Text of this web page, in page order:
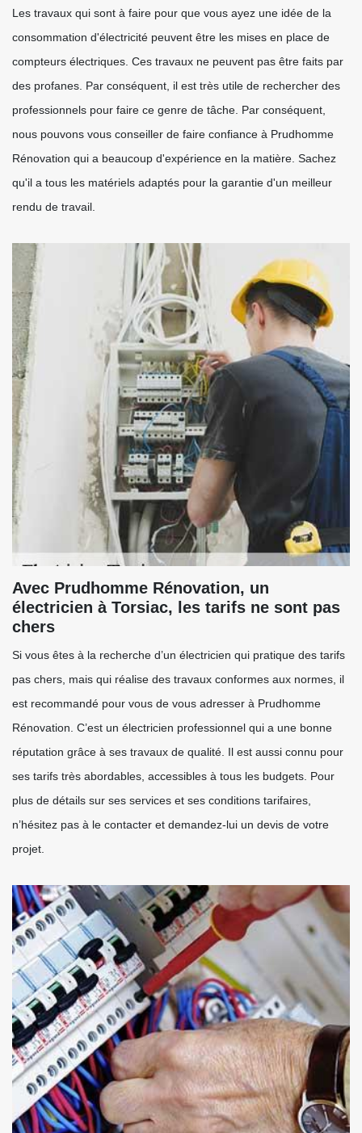
Les travaux qui sont à faire pour que vous ayez une idée de la
consommation d'électricité peuvent être les mises en place de
compteurs électriques. Ces travaux ne peuvent pas être faits par
des profanes. Par conséquent, il est très utile de rechercher des
professionnels pour faire ce genre de tâche. Par conséquent,
nous pouvons vous conseiller de faire confiance à Prudhomme
Rénovation qui a beaucoup d'expérience en la matière. Sachez
qu'il a tous les matériels adaptés pour la garantie d'un meilleur
rendu de travail.
Avec Prudhomme Rénovation, un
électricien à Torsiac, les tarifs ne sont pas
chers
Si vous êtes à la recherche d’un électricien qui pratique des tarifs
pas chers, mais qui réalise des travaux conformes aux normes, il
est recommandé pour vous de vous adresser à Prudhomme
Rénovation. C’est un électricien professionnel qui a une bonne
réputation grâce à ses travaux de qualité. Il est aussi connu pour
ses tarifs très abordables, accessibles à tous les budgets. Pour
plus de détails sur ses services et ses conditions tarifaires,
n’hésitez pas à le contacter et demandez-lui un devis de votre
projet.